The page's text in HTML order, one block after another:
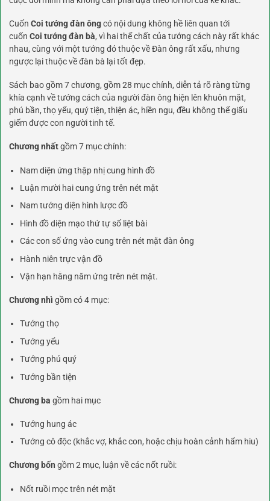
Cuốn Coi tướng đàn ôngcó nội dung không hề liên quan tới
cuốn Coi tướng đàn bà, vì hai thể chất của tướng cách này rất khác
nhau, cùng với một tướng đó thuộc về Đàn ông rất xấu, nhưng
ngược lại thuộc về đàn bà lại tốt đẹp.
Sách bao gồm 7 chương, gồm 28 mục chính, diễn tả rõ ràng từng
khía cạnh về tướng cách của người đàn ông hiện lên khuôn mặt,
phú bần, thọ yểu, quý tiện, thiện ác, hiền ngu, đều không thể giấu
giếm được con người tinh tế.
Chương nhấtgồm 7 mục chính:
Nam diện ứng thập nhị cung hình đồ
Luận mười hai cung ứng trên nét mặt
Nam tướng diện hình lược đồ
Hình đồ diện mạo thứ tự số liệt bài
Các con số ứng vào cung trên nét mặt đàn ông
Hành niên trực vận đồ
Vận hạn hằng năm ứng trên nét mặt.
Chương nhì gồm có 4 mục:
Tướng thọ
Tướng yểu
Tướng phú quý
Tướng bần tiện
Chương ba gồm hai mục
Tướng hung ác
Tướng cô độc (khắc vợ, khắc con, hoặc chịu hoàn cảnh hẩm hiu)
Chương bốn gồm 2 mục, luận về các nốt ruồi:
Nốt ruồi mọc trên nét mặt